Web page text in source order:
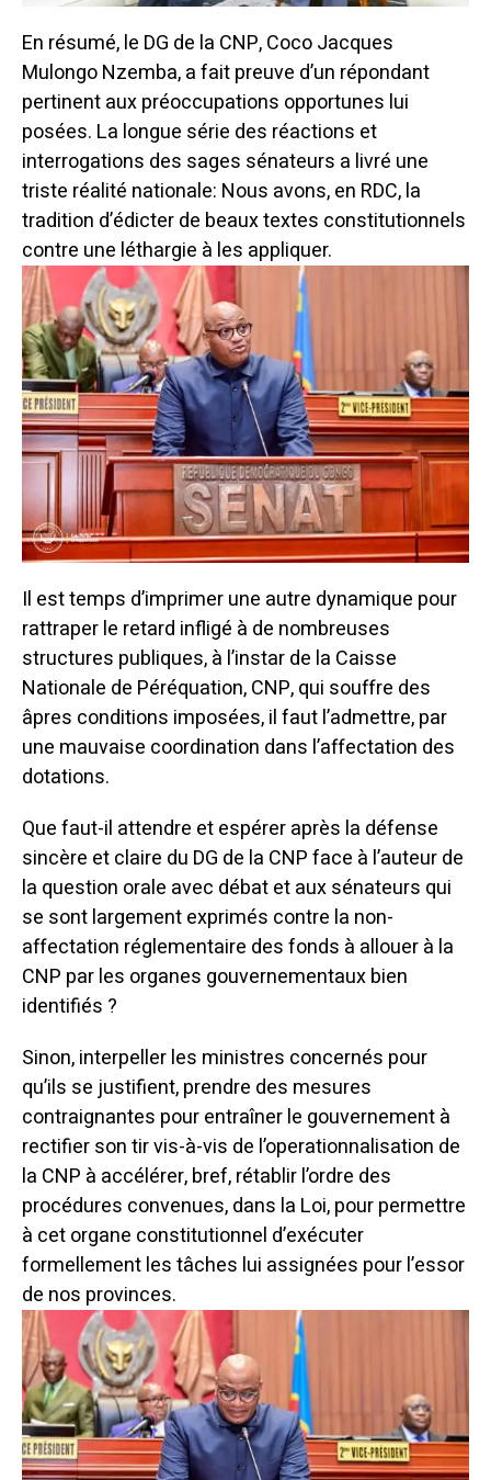
En résumé, le DG de la CNP, Coco Jacques
Mulongo Nzemba, a fait preuve d’un répondant
pertinent aux préoccupations opportunes lui
posées. La longue série des réactions et
interrogations des sages sénateurs a livré une
triste réalité nationale: Nous avons, en RDC, la
tradition d’édicter de beaux textes constitutionnels
contre une léthargie à les appliquer.
Il est temps d’imprimer une autre dynamique pour
rattraper le retard infligé à de nombreuses
structures publiques, à l’instar de la Caisse
Nationale de Péréquation, CNP, qui souffre des
âpres conditions imposées, il faut l’admettre, par
une mauvaise coordination dans l’affectation des
dotations.
Que faut-il attendre et espérer après la défense
sincère et claire du DG de la CNP face à l’auteur de
la question orale avec débat et aux sénateurs qui
se sont largement exprimés contre la non-
affectation réglementaire des fonds à allouer à la
CNP par les organes gouvernementaux bien
identifiés ?
Sinon, interpeller les ministres concernés pour
qu’ils se justifient, prendre des mesures
contraignantes pour entraîner le gouvernement à
rectifier son tir vis-à-vis de l’operationnalisation de
la CNP à accélérer, bref, rétablir l’ordre des
procédures convenues, dans la Loi, pour permettre
à cet organe constitutionnel d’exécuter
formellement les tâches lui assignées pour l’essor
de nos provinces.